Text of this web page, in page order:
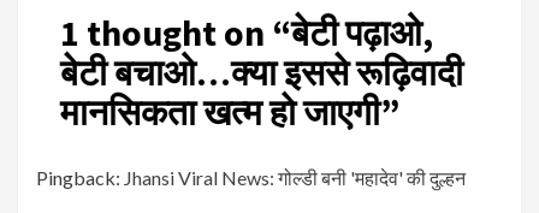
1 thought on “बेटी पढ़ाओ,
बेटी बचाओ…क्या इससे रूढ़िवादी
मानसिकता खत्म हो जाएगी”
Pingback: Jhansi Viral News: गोल्डी बनी 'महादेव' की दुल्हन